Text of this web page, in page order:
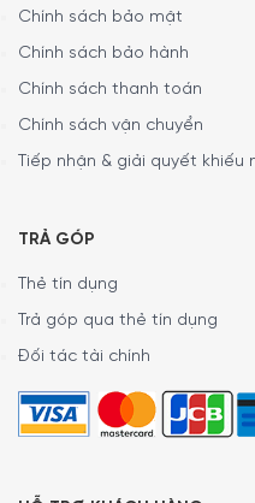
MQ80E838 có thể xử lý
Nắp đậy chống tràn
Chính sách bảo mật
Chính sách bảo hành
Chính sách thanh toán
Chính sách vận chuyển
Tiếp nhận & giải quyết khiếu
TRẢ GÓP
Thẻ tín dụng
Trả góp qua thẻ tín dụng
Đối tác tài chính